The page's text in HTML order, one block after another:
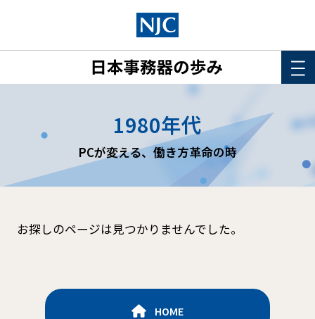
このサイトについて
年表
詳細検索
1980年代
PCが変える、働き方革命の時
お探しのページは見つかりませんでした。
HOME